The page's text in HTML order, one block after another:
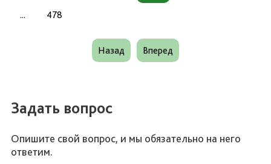
... 478
Назад Вперед
Задать вопрос
Опишите свой вопрос, и мы обязательно на него
ответим.